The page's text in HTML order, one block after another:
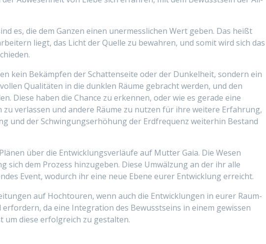
es, die dem Ganzen einen unermesslichen Wert geben. Das heißt
liegt, das Licht der Quelle zu bewahren, und somit wird sich das
kein Bekämpfen der Schattenseite oder der Dunkelheit, sondern ein
Qualitäten in die dunklen Räume gebracht werden, und den
Diese haben die Chance zu erkennen, oder wie es gerade eine
verlassen und andere Räume zu nutzen für ihre weitere Erfahrung,
und der Schwingungserhöhung der Erdfrequenz weiterhin Bestand
über die Entwicklungsverläufe auf Mutter Gaia. Die Wesen
sich dem Prozess hinzugeben. Diese Umwälzung an der ihr alle
Event, wodurch ihr eine neue Ebene eurer Entwicklung erreicht.
auf Hochtouren, wenn auch die Entwicklungen in eurer Raum-
erfordern, da eine Integration des Bewusstseins in einem gewissen
um diese erfolgreich zu gestalten.